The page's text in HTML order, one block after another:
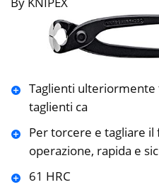
Taglienti
taglienti ca
Per torcere e tagliare il
operazione, rapida e
61 HRC